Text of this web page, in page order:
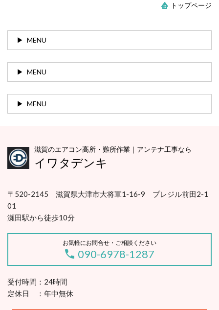
トップページ
MENU
MENU
MENU
滋賀のエアコン高所・難所作業｜アンテナ工事なら
イワタデンキ
〒520-2145 滋賀県大津市大将軍1-16-9 プレジル前田2-1
01
瀬田駅から徒歩10分
お気軽にお問合せ・ご相談ください
090-6978-1287
受付時間：24時間
定休日 ：年中無休